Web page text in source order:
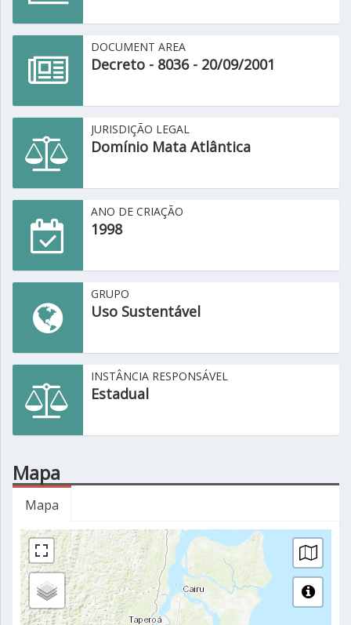
DOCUMENT AREA
Decreto - 8036 - 20/09/2001
JURISDIÇÃO LEGAL
Domínio Mata Atlântica
ANO DE CRIAÇÃO
1998
GRUPO
Uso Sustentável
INSTÂNCIA RESPONSÁVEL
Estadual
Mapa
Mapa